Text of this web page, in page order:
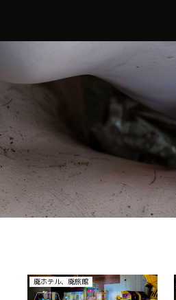
廃ホテル、廃旅館